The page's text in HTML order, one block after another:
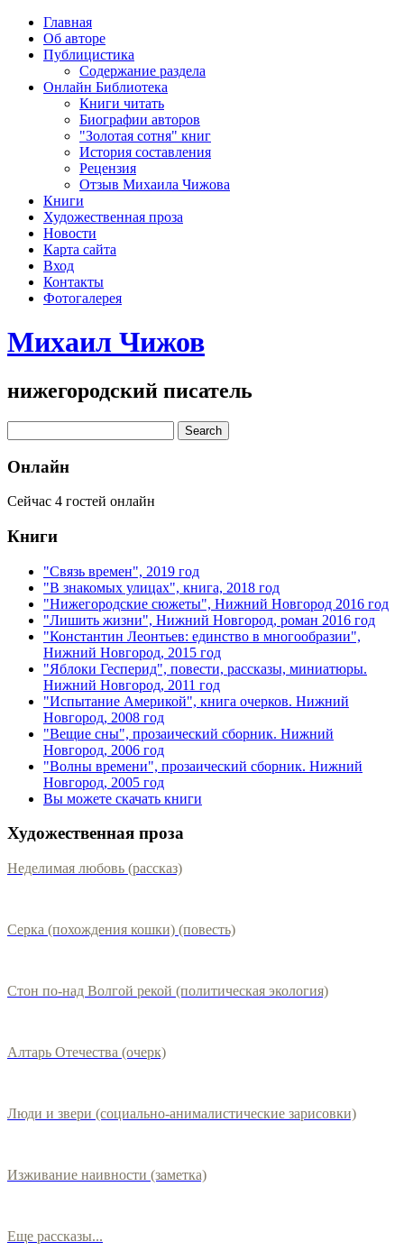
Главная
Об авторе
Публицистика
Содержание раздела
Онлайн Библиотека
Книги читать
Биографии авторов
"Золотая сотня" книг
История составления
Рецензия
Отзыв Михаила Чижова
Книги
Художественная проза
Новости
Карта сайта
Вход
Контакты
Фотогалерея
Михаил Чижов
нижегородский писатель
Онлайн
Сейчас 4 гостей онлайн
Книги
"Связь времен", 2019 год
"В знакомых улицах", книга, 2018 год
"Нижегородские сюжеты", Нижний Новгород 2016 год
"Лишить жизни", Нижний Новгород, роман 2016 год
"Константин Леонтьев: единство в многообразии",
Нижний Новгород, 2015 год
"Яблоки Гесперид", повести, рассказы, миниатюры.
Нижний Новгород, 2011 год
"Испытание Америкой", книга очерков. Нижний
Новгород, 2008 год
"Вещие сны", прозаический сборник. Нижний
Новгород, 2006 год
"Волны времени", прозаический сборник. Нижний
Новгород, 2005 год
Вы можете скачать книги
Художественная проза
Неделимая любовь (рассказ)
Серка (похождения кошки) (повесть)
Стон по-над Волгой рекой (политическая экология)
Алтарь Отечества (очерк)
Люди и звери (социально-анималистические зарисовки)
Изживание наивности (заметка)
Еще рассказы...